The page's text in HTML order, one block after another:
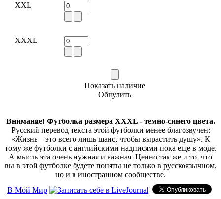
XXL
XXXL
Показать наличие
Обнулить
Внимание! Футболка размера XXXL - темно-синего цвета.
Русский перевод текста этой футболки менее благозвучен:
«Жизнь – это всего лишь шанс, чтобы вырастить душу». К
тому же футболки с английскими надписями пока еще в моде.
А мысль эта очень нужная и важная. Ценно так же и то, что
вы в этой футболке будете поняты не только в русскоязычном,
но и в иностранном сообществе.
В Мой Мир